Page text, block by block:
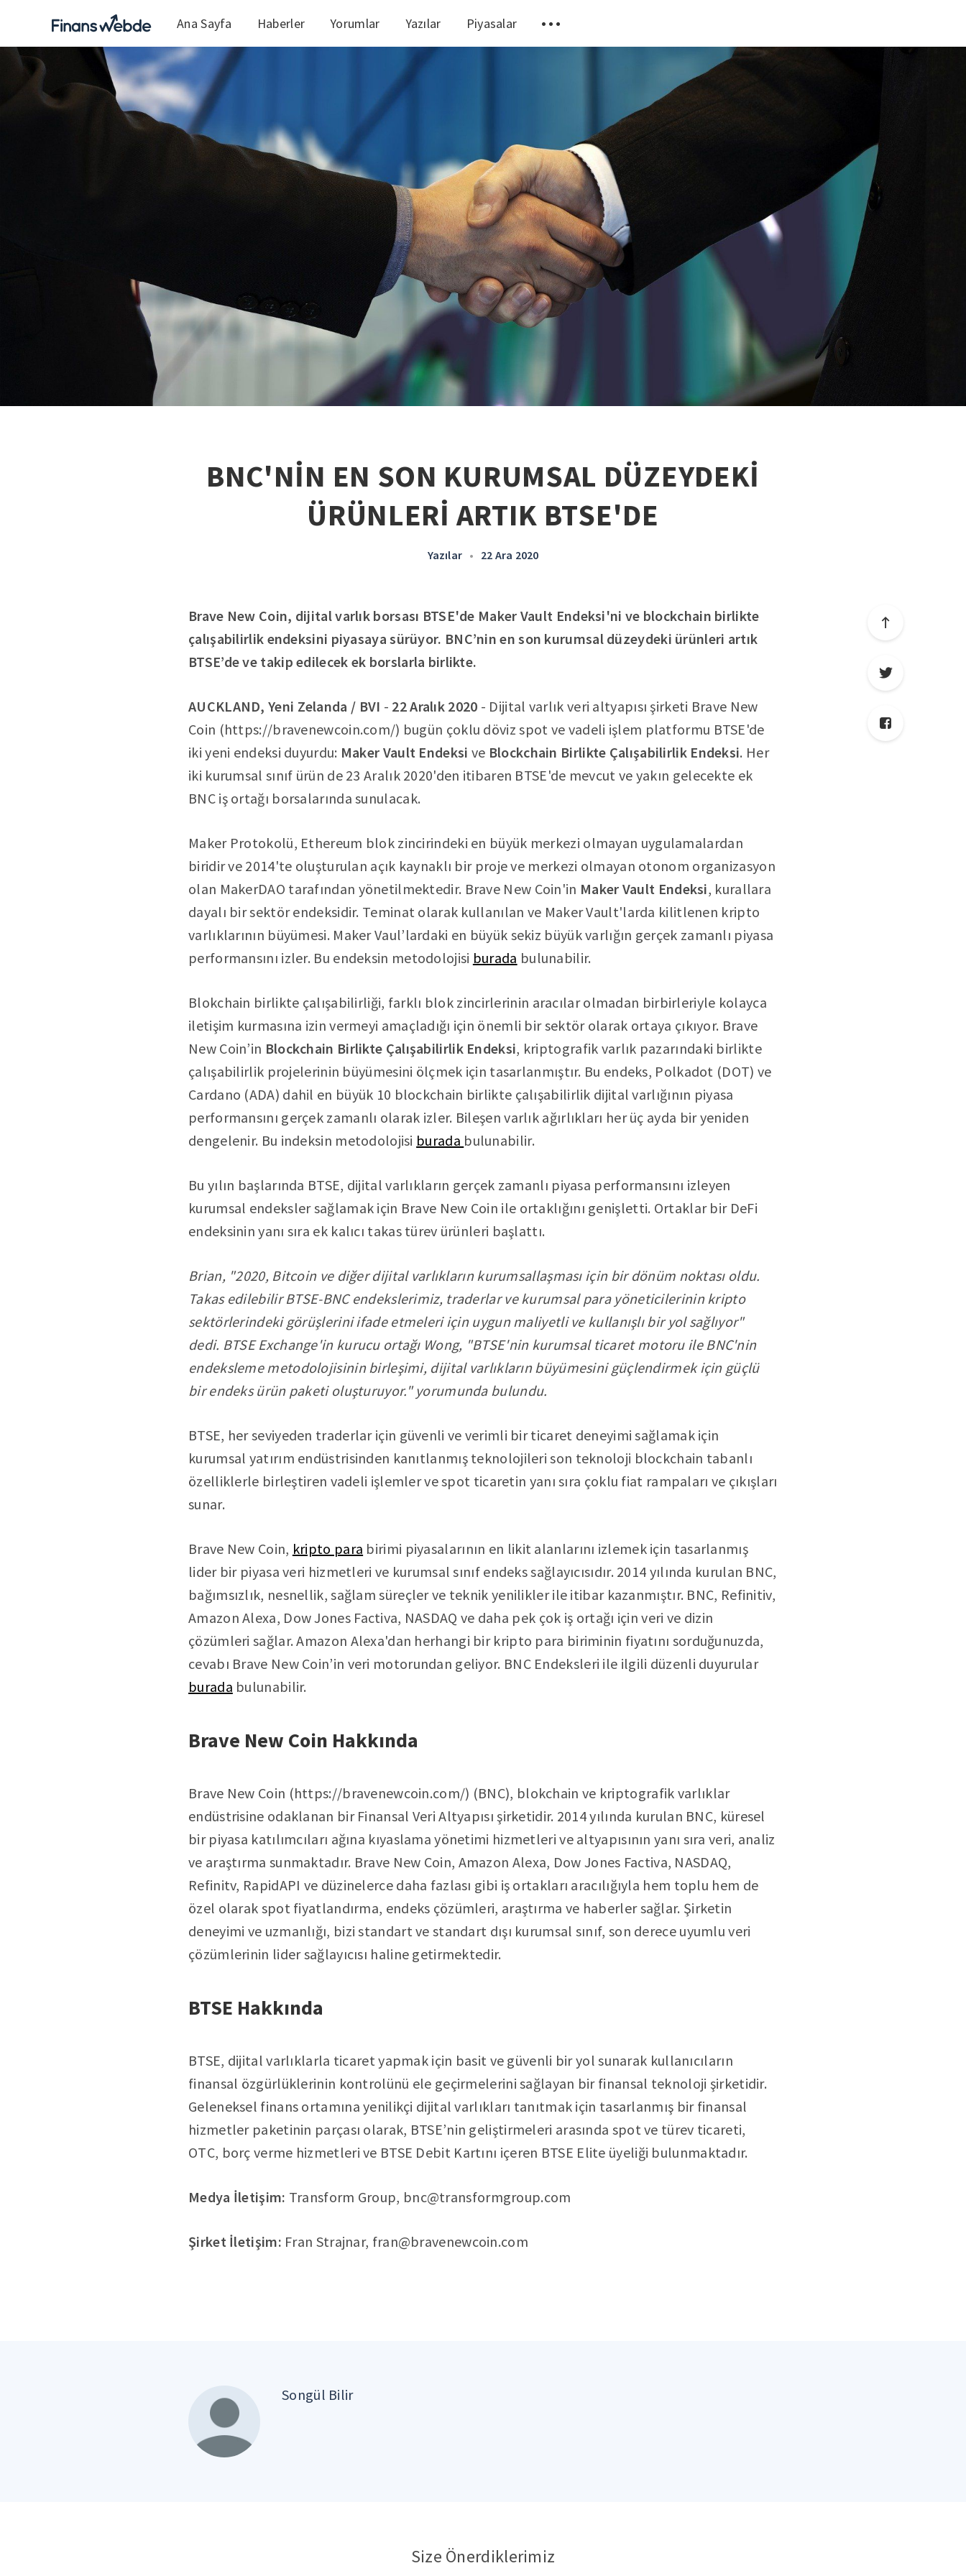
Ana Sayfa Haberler Yorumlar Yazılar Piyasalar
BNC'NİN EN SON KURUMSAL DÜZEYDEKİ
ÜRÜNLERİ ARTIK BTSE'DE
Yazılar • 22 Ara 2020
Brave New Coin, dijital varlık borsası BTSE'de Maker Vault Endeksi'ni ve blockchain birlikte
çalışabilirlik endeksini piyasaya sürüyor. BNC’nin en son kurumsal düzeydeki ürünleri artık
BTSE’de ve takip edilecek ek borslarla birlikte.
AUCKLAND, Yeni Zelanda / BVI - 22 Aralık 2020 - Dijital varlık veri altyapısı şirketi Brave New
Coin (https://bravenewcoin.com/) bugün çoklu döviz spot ve vadeli işlem platformu BTSE'de
iki yeni endeksi duyurdu: Maker Vault Endeksi ve Blockchain Birlikte Çalışabilirlik Endeksi. Her
iki kurumsal sınıf ürün de 23 Aralık 2020'den itibaren BTSE'de mevcut ve yakın gelecekte ek
BNC iş ortağı borsalarında sunulacak.
Maker Protokolü, Ethereum blok zincirindeki en büyük merkezi olmayan uygulamalardan
biridir ve 2014'te oluşturulan açık kaynaklı bir proje ve merkezi olmayan otonom organizasyon
olan MakerDAO tarafından yönetilmektedir. Brave New Coin'in Maker Vault Endeksi, kurallara
dayalı bir sektör endeksidir. Teminat olarak kullanılan ve Maker Vault'larda kilitlenen kripto
varlıklarının büyümesi. Maker Vaul’lardaki en büyük sekiz büyük varlığın gerçek zamanlı piyasa
performansını izler. Bu endeksin metodolojisi burada bulunabilir.
Blokchain birlikte çalışabilirliği, farklı blok zincirlerinin aracılar olmadan birbirleriyle kolayca
iletişim kurmasına izin vermeyi amaçladığı için önemli bir sektör olarak ortaya çıkıyor. Brave
New Coin’in Blockchain Birlikte Çalışabilirlik Endeksi, kriptografik varlık pazarındaki birlikte
çalışabilirlik projelerinin büyümesini ölçmek için tasarlanmıştır. Bu endeks, Polkadot (DOT) ve
Cardano (ADA) dahil en büyük 10 blockchain birlikte çalışabilirlik dijital varlığının piyasa
performansını gerçek zamanlı olarak izler. Bileşen varlık ağırlıkları her üç ayda bir yeniden
dengelenir. Bu indeksin metodolojisi burada bulunabilir.
Bu yılın başlarında BTSE, dijital varlıkların gerçek zamanlı piyasa performansını izleyen
kurumsal endeksler sağlamak için Brave New Coin ile ortaklığını genişletti. Ortaklar bir DeFi
endeksinin yanı sıra ek kalıcı takas türev ürünleri başlattı.
Brian, "2020, Bitcoin ve diğer dijital varlıkların kurumsallaşması için bir dönüm noktası oldu.
Takas edilebilir BTSE-BNC endekslerimiz, traderlar ve kurumsal para yöneticilerinin kripto
sektörlerindeki görüşlerini ifade etmeleri için uygun maliyetli ve kullanışlı bir yol sağlıyor"
dedi. BTSE Exchange'in kurucu ortağı Wong, "BTSE'nin kurumsal ticaret motoru ile BNC'nin
endeksleme metodolojisinin birleşimi, dijital varlıkların büyümesini güçlendirmek için güçlü
bir endeks ürün paketi oluşturuyor." yorumunda bulundu.
BTSE, her seviyeden traderlar için güvenli ve verimli bir ticaret deneyimi sağlamak için
kurumsal yatırım endüstrisinden kanıtlanmış teknolojileri son teknoloji blockchain tabanlı
özelliklerle birleştiren vadeli işlemler ve spot ticaretin yanı sıra çoklu fiat rampaları ve çıkışları
sunar.
Brave New Coin, kripto para birimi piyasalarının en likit alanlarını izlemek için tasarlanmış
lider bir piyasa veri hizmetleri ve kurumsal sınıf endeks sağlayıcısıdır. 2014 yılında kurulan BNC,
bağımsızlık, nesnellik, sağlam süreçler ve teknik yenilikler ile itibar kazanmıştır. BNC, Refinitiv,
Amazon Alexa, Dow Jones Factiva, NASDAQ ve daha pek çok iş ortağı için veri ve dizin
çözümleri sağlar. Amazon Alexa'dan herhangi bir kripto para biriminin fiyatını sorduğunuzda,
cevabı Brave New Coin’in veri motorundan geliyor. BNC Endeksleri ile ilgili düzenli duyurular
burada bulunabilir.
Brave New Coin Hakkında
Brave New Coin (https://bravenewcoin.com/) (BNC), blokchain ve kriptografik varlıklar
endüstrisine odaklanan bir Finansal Veri Altyapısı şirketidir. 2014 yılında kurulan BNC, küresel
bir piyasa katılımcıları ağına kıyaslama yönetimi hizmetleri ve altyapısının yanı sıra veri, analiz
ve araştırma sunmaktadır. Brave New Coin, Amazon Alexa, Dow Jones Factiva, NASDAQ,
Refinitv, RapidAPI ve düzinelerce daha fazlası gibi iş ortakları aracılığıyla hem toplu hem de
özel olarak spot fiyatlandırma, endeks çözümleri, araştırma ve haberler sağlar. Şirketin
deneyimi ve uzmanlığı, bizi standart ve standart dışı kurumsal sınıf, son derece uyumlu veri
çözümlerinin lider sağlayıcısı haline getirmektedir.
BTSE Hakkında
BTSE, dijital varlıklarla ticaret yapmak için basit ve güvenli bir yol sunarak kullanıcıların
finansal özgürlüklerinin kontrolünü ele geçirmelerini sağlayan bir finansal teknoloji şirketidir.
Geleneksel finans ortamına yenilikçi dijital varlıkları tanıtmak için tasarlanmış bir finansal
hizmetler paketinin parçası olarak, BTSE’nin geliştirmeleri arasında spot ve türev ticareti,
OTC, borç verme hizmetleri ve BTSE Debit Kartını içeren BTSE Elite üyeliği bulunmaktadır.
Medya İletişim: Transform Group, bnc@transformgroup.com
Şirket İletişim: Fran Strajnar, fran@bravenewcoin.com
Songül Bilir
Size Önerdiklerimiz